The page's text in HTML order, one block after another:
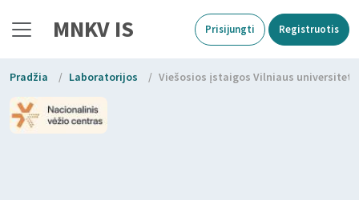
MNKV IS Prisijungti Registruotis
Pradžia / Laboratorijos / Viešosios įstaigos Vilniaus